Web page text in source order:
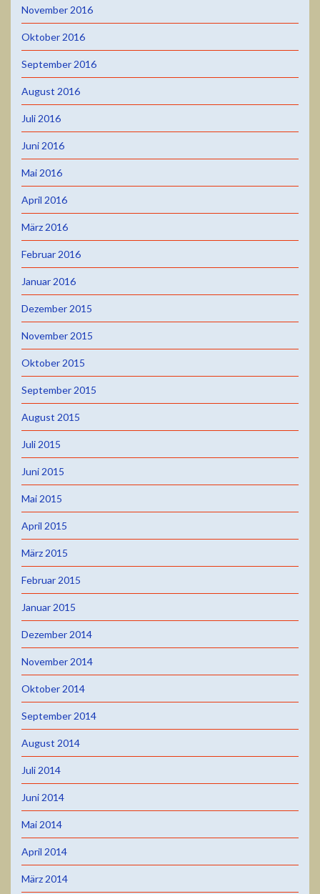
November 2016
Oktober 2016
September 2016
August 2016
Juli 2016
Juni 2016
Mai 2016
April 2016
März 2016
Februar 2016
Januar 2016
Dezember 2015
November 2015
Oktober 2015
September 2015
August 2015
Juli 2015
Juni 2015
Mai 2015
April 2015
März 2015
Februar 2015
Januar 2015
Dezember 2014
November 2014
Oktober 2014
September 2014
August 2014
Juli 2014
Juni 2014
Mai 2014
April 2014
März 2014